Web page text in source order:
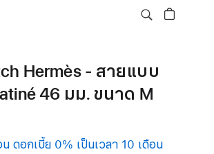
Hermès - สายแบบ
46 มม. ขนาด M
ดอกเบี้ย 0% เป็นเวลา 10 เดือน